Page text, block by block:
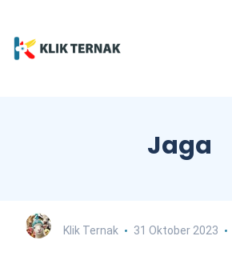
Jaga
Klik Ternak 31 Oktober 2023